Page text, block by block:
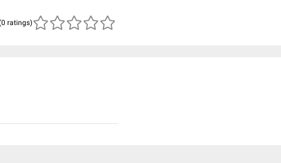
ratings)